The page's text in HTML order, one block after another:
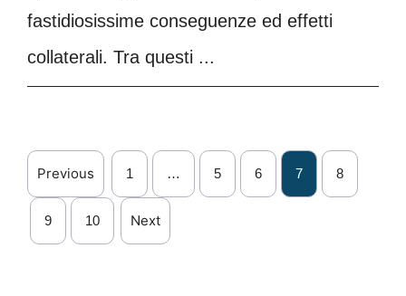
fastidiosissime conseguenze ed effetti
collaterali. Tra questi ...
Previous 1 … 5 6 7 8
9 10 Next